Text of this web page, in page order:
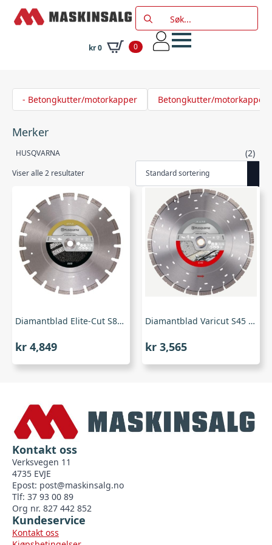
Search
for:
kr0 0
- Betongkutter/motorkapper Betongkutter/motorkapper
Merker
HUSQVARNA (2)
Viser alle 2 resultater
Diamantblad Elite-Cut S85 400/25,4 mm (Asfaltblad), Husqvarna
kr 4,849
Diamantblad Varicut S45 400/25,4 mm, Husqvarna
kr 3,565
Kontakt oss
Verksvegen 11
4735 EVJE
Epost: post@maskinsalg.no
Tlf: 37 93 00 89
Org nr. 827 442 852
Kundeservice
Kontakt oss